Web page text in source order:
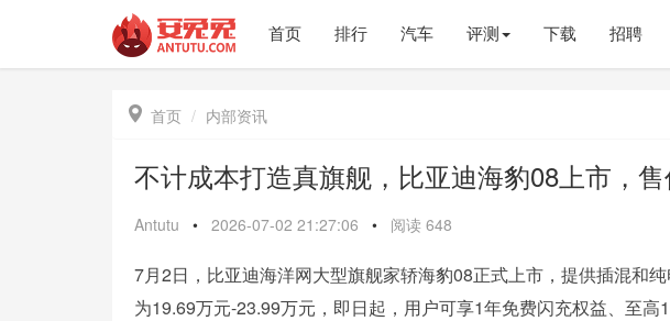
首页 排行 汽车 评测 下载 招聘
 首页 内部资讯
不计成本打造真旗舰，比亚迪海豹08上市，
Antutu • 2026-07-02 21:27:06 • 阅读 648
7月2日，比亚迪海洋网大型旗舰家轿海豹08正式上市，提供插混和
为19.69万元-23.99万元，即日起，用户可享1年免费闪充权益、至